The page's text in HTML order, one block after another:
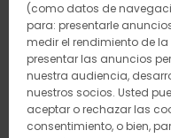
(como datos de
para: presentarle
medir el rendimiento de
presentar las anuncios
nuestra audiencia,
nuestros socios. Usted
aceptar o rechazar las
consentimiento, o bien,